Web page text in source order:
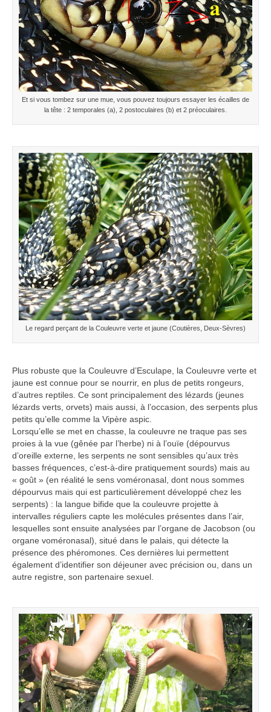
Et si vous tombez sur une mue, vous pouvez toujours essayer les écailles de
la tête : 2 temporales (a), 2 postoculaires (b) et 2 préoculaires.
Le regard perçant de la Couleuvre verte et jaune (Coutières, Deux-Sèvres)
Plus robuste que la Couleuvre d’Esculape, la Couleuvre verte et
jaune est connue pour se nourrir, en plus de petits rongeurs,
d’autres reptiles. Ce sont principalement des lézards (jeunes
lézards verts, orvets) mais aussi, à l’occasion, des serpents plus
petits qu’elle comme la Vipère aspic.
Lorsqu’elle se met en chasse, la couleuvre ne traque pas ses
proies à la vue (gênée par l’herbe) ni à l’ouïe (dépourvus
d’oreille externe, les serpents ne sont sensibles qu’aux très
basses fréquences, c’est-à-dire pratiquement sourds) mais au
« goût » (en réalité le sens voméronasal, dont nous sommes
dépourvus mais qui est particulièrement développé chez les
serpents) : la langue bifide que la couleuvre projette à
intervalles réguliers capte les molécules présentes dans l’air,
lesquelles sont ensuite analysées par l’organe de Jacobson (ou
organe voméronasal), situé dans le palais, qui détecte la
présence des phéromones. Ces dernières lui permettent
également d’identifier son déjeuner avec précision ou, dans un
autre registre, son partenaire sexuel.